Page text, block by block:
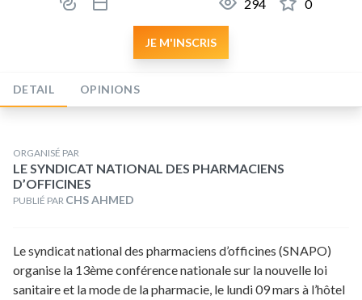
294 0
JE M'INSCRIS
DETAIL OPINIONS
ORGANISÉ PAR
LE SYNDICAT NATIONAL DES PHARMACIENS
D’OFFICINES
PUBLIÉ PAR CHS AHMED
Le syndicat national des pharmaciens d’officines (SNAPO)
organise la 13ème conférence nationale sur la nouvelle loi
sanitaire et la mode de la pharmacie, le lundi 09 mars à l’hôtel